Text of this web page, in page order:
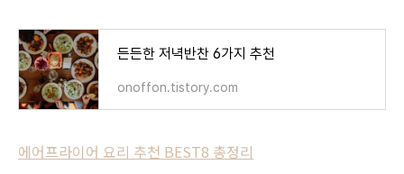
든든한 저녁반찬 6가지 추천
onoffon.tistory.com
에어프라이어 요리 추천 BEST8 총정리